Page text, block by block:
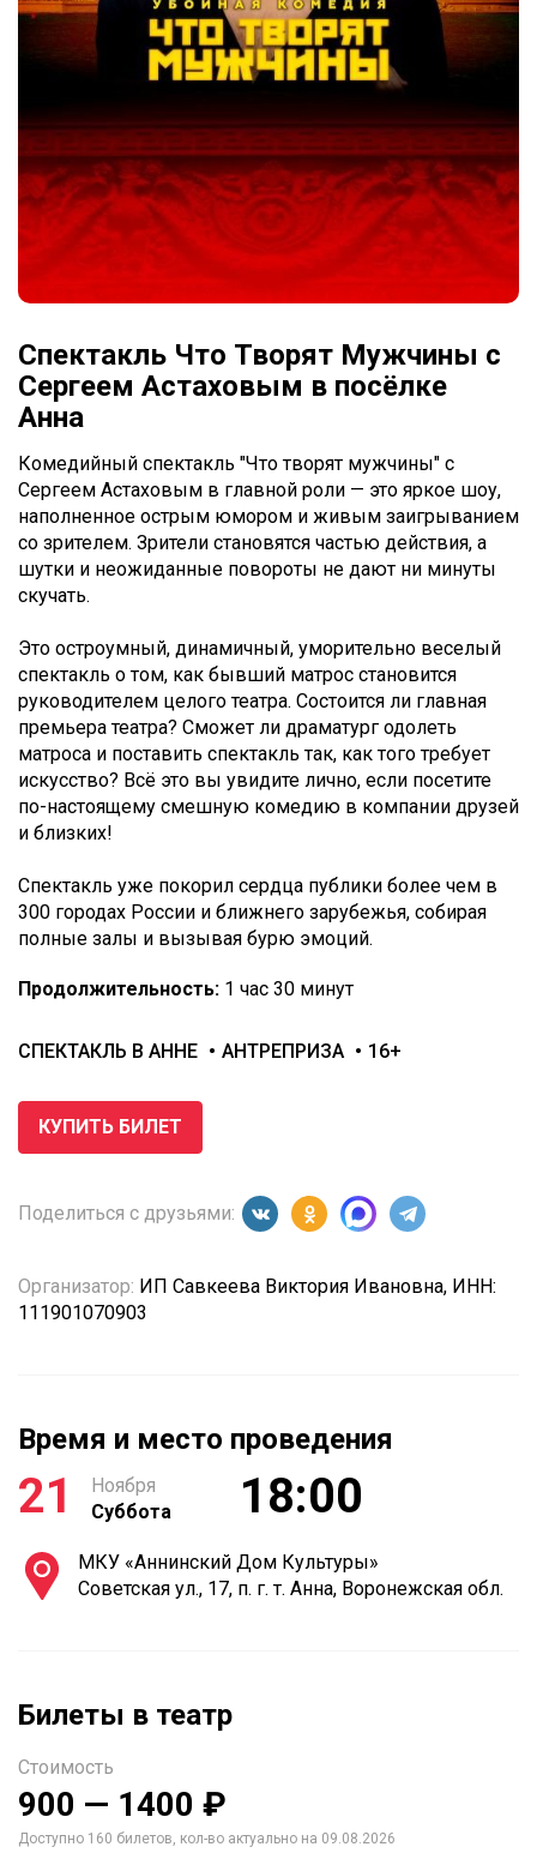
Спектакль Что Творят Мужчины с
Сергеем Астаховым в посёлке
Анна
Комедийный спектакль "Что творят мужчины" с
Сергеем Астаховым в главной роли — это яркое шоу,
наполненное острым юмором и живым заигрыванием
со зрителем. Зрители становятся частью действия, а
шутки и неожиданные повороты не дают ни минуты
скучать.
Это остроумный, динамичный, уморительно веселый
спектакль о том, как бывший матрос становится
руководителем целого театра. Состоится ли главная
премьера театра? Сможет ли драматург одолеть
матроса и поставить спектакль так, как того требует
искусство? Всё это вы увидите лично, если посетите
по-настоящему смешную комедию в компании друзей
и близких!
Спектакль уже покорил сердца публики более чем в
300 городах России и ближнего зарубежья, собирая
полные залы и вызывая бурю эмоций.
Продолжительность: 1 час 30 минут
СПЕКТАКЛЬ В АННЕ АНТРЕПРИЗА 16+
КУПИТЬ БИЛЕТ
Поделиться с друзьями:
Организатор: ИП Савкеева Виктория Ивановна, ИНН:
111901070903
Время и место проведения
21
Ноября
Суббота
18:00
МКУ «Аннинский Дом Культуры»
Советская ул., 17, п. г. т. Анна, Воронежская обл.
Билеты в театр
Стоимость
900 — 1400 ₽
Доступно 160 билетов, кол-во актуально на 09.08.2026